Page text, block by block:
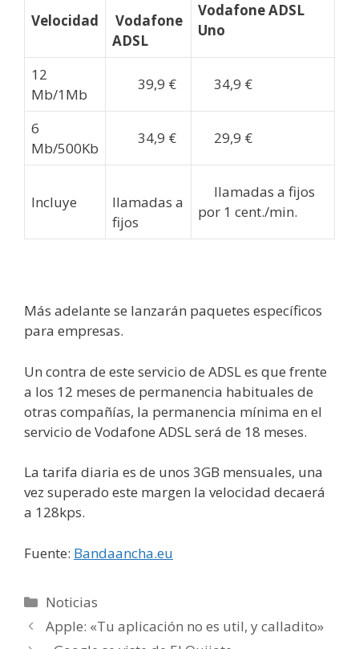
Velocidad
Vodafone
ADSL
Vodafone ADSL
Uno
12
Mb/1Mb
39,9 € 34,9 €
6
Mb/500Kb
34,9 € 29,9 €
Incluye
llamadas a
fijos
llamadas a fijos
por 1 cent./min.
Más adelante se lanzarán paquetes específicos
para empresas.
Un contra de este servicio de ADSL es que frente
a los 12 meses de permanencia habituales de
otras compañías, la permanencia mínima en el
servicio de Vodafone ADSL será de 18 meses.
La tarifa diaria es de unos 3GB mensuales, una
vez superado este margen la velocidad decaerá
a 128kps.
Fuente: Bandaancha.eu
Categorías
Noticias
Apple: «Tu aplicación no es util, y calladito»